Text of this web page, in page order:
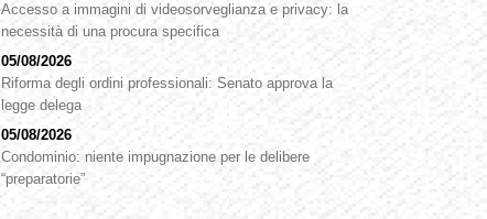
Accesso a immagini di videosorveglianza e privacy: la
necessità di una procura specifica
05/08/2026
Riforma degli ordini professionali: Senato approva la
legge delega
05/08/2026
Condominio: niente impugnazione per le delibere
“preparatorie”